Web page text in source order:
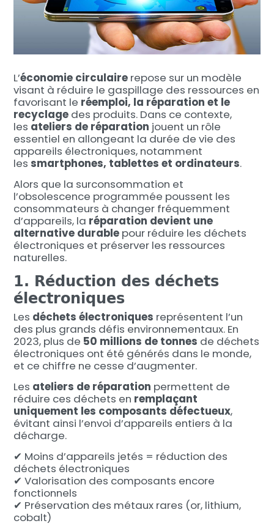
L’économie circulaire repose sur un modèle
visant à réduire le gaspillage des ressources en
favorisant le réemploi, la réparation et le
recyclage des produits. Dans ce contexte,
les ateliers de réparation jouent un rôle
essentiel en allongeant la durée de vie des
appareils électroniques, notamment
lessmartphones, tablettes et ordinateurs.
Alors que la surconsommation et
l’obsolescence programmée poussent les
consommateurs à changer fréquemment
d’appareils, la réparation devient une
alternative durable pour réduire les déchets
électroniques et préserver les ressources
naturelles.
1. Réduction des déchets
électroniques
Les déchets électroniques représentent l’un
des plus grands défis environnementaux. En
2023, plus de 50 millions de tonnes de déchets
électroniques ont été générés dans le monde,
et ce chiffre ne cesse d’augmenter.
Les ateliers de réparation permettent de
réduire ces déchets en remplaçant
uniquement les composants défectueux,
évitant ainsi l’envoi d’appareils entiers à la
décharge.
✔ Moins d’appareils jetés = réduction des
déchets électroniques
✔ Valorisation des composants encore
fonctionnels
✔ Préservation des métaux rares (or, lithium,
cobalt)